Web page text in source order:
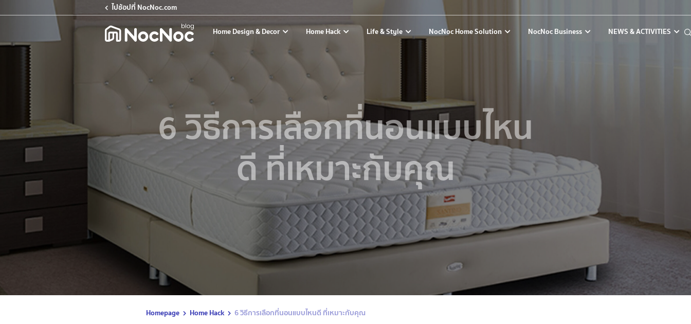
ไปช้อปที่ NocNoc.com
Home Design & Decor Home Hack Life & Style NocNoc Home Solution NocNoc Business NEWS & ACTIVITIES
6 วิธีการเลือกที่นอนแบบไหน
ดี ที่เหมาะกับคุณ
Homepage Home Hack 6 วิธีการเลือกที่นอนแบบไหนดี ที่เหมาะกับคุณ